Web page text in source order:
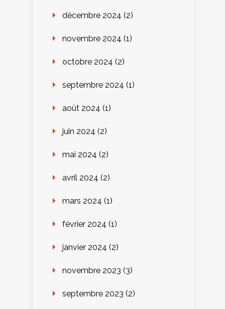
décembre 2024 (2)
novembre 2024 (1)
octobre 2024 (2)
septembre 2024 (1)
août 2024 (1)
juin 2024 (2)
mai 2024 (2)
avril 2024 (2)
mars 2024 (1)
février 2024 (1)
janvier 2024 (2)
novembre 2023 (3)
septembre 2023 (2)